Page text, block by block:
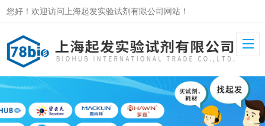
您好！欢迎访问上海起发实验试剂有限公司网站！